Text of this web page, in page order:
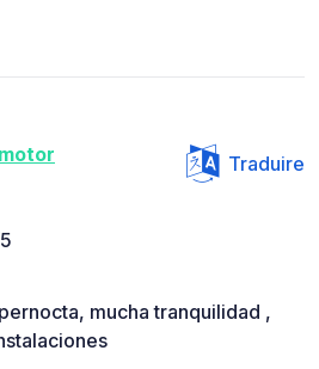
Traduire
mucha tranquilidad ,